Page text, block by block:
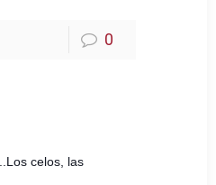
0
Los celos, las